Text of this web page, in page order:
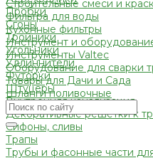
Пробки
Сгоны
Тройники
Угольники
Удлиннители
Футорки
Штуцеры
Внутренняя канализация
Декоративные решетки к
Сифоны, сливы
Трапы
Трубы и фасонные части
Строительные смеси и
Фильтра для воды
Кухонные фильтры
Инструмент и
Инструменты Valtec
Оборудование для сварки
Товары для Дачи и Сада
Шланги поливочные